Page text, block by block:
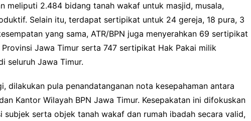
meliputi 2.484 bidang tanah wakaf untuk masjid, musala,
Selain itu, terdapat sertipikat untuk 24 gereja, 18 pura, 3
yang sama, ATR/BPN juga menyerahkan 69 sertipikat
Jawa Timur serta 747 sertipikat Hak Pakai milik
seluruh Jawa Timur.
dilakukan pula penandatanganan nota kesepahaman antara
Kantor Wilayah BPN Jawa Timur. Kesepakatan ini difokuskan
subjek serta objek tanah wakaf dan rumah ibadah secara valid,